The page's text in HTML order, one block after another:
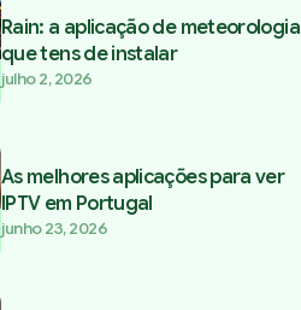
Rain: a aplicação de meteorologia
que tens de instalar
julho 2, 2026
As melhores aplicações para ver
IPTV em Portugal
junho 23, 2026